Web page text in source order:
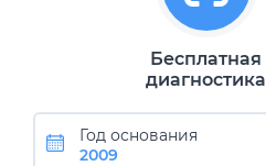
Бесплатная
диагностика
Год основания
2009